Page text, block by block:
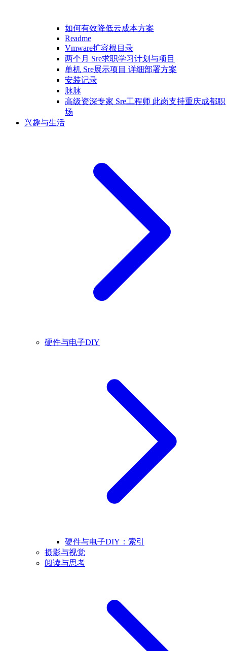
如何有效降低云成本方案
Readme
Vmware扩容根目录
两个月 Sre求职学习计划与项目
单机 Sre展示项目 详细部署方案
安装记录
脉脉
高级资深专家 Sre工程师 此岗支持重庆成都职
场
兴趣与生活
硬件与电子DIY
硬件与电子DIY：索引
摄影与视觉
阅读与思考